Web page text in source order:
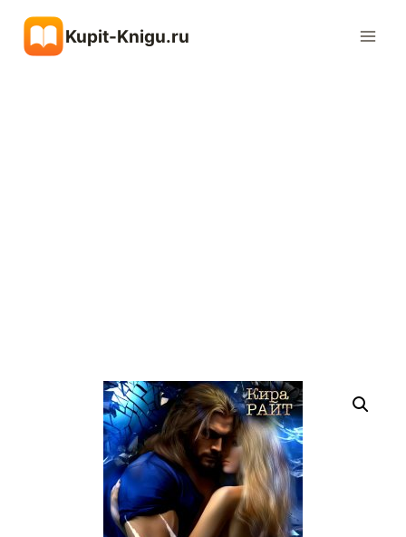
содержимому
Kupit-Knigu.ru